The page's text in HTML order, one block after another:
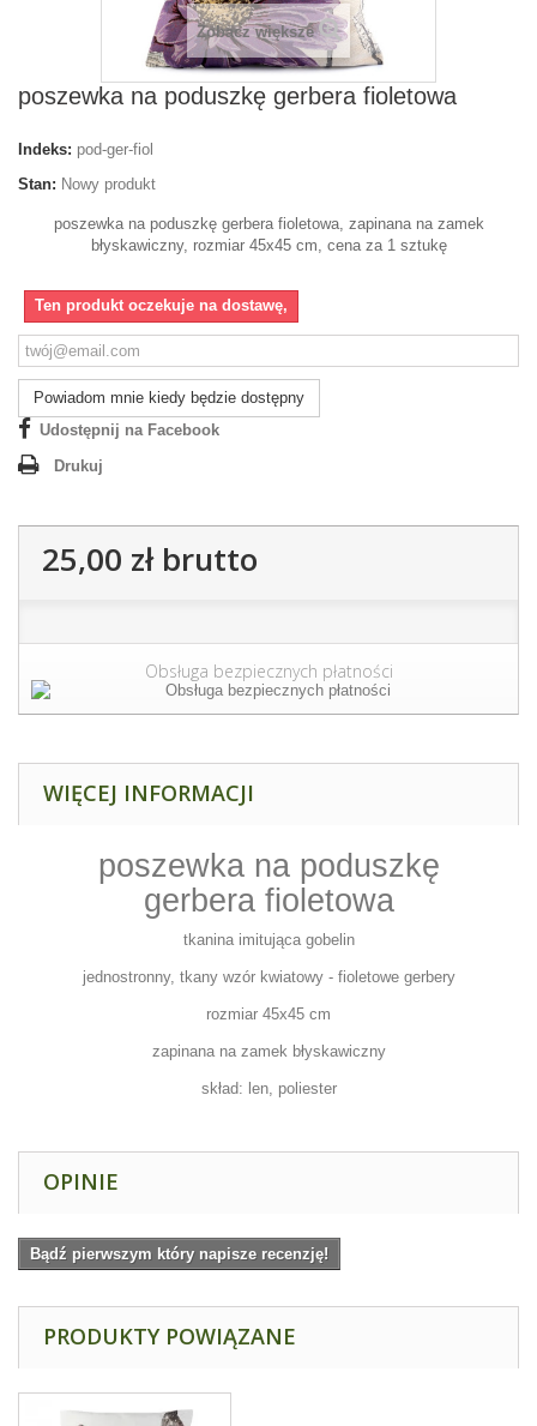
Zobacz większe
poszewka na poduszkę gerbera fioletowa
Indeks: pod-ger-fiol
Stan: Nowy produkt
poszewka na poduszkę gerbera fioletowa, zapinana na zamek
błyskawiczny, rozmiar 45x45 cm, cena za 1 sztukę
Ten produkt oczekuje na dostawę,
Powiadom mnie kiedy będzie dostępny
Udostępnij na Facebook
Drukuj
25,00 złbrutto
Obsługa bezpiecznych płatności
WIĘCEJ INFORMACJI
poszewka na poduszkę
gerbera fioletowa
tkanina imitująca gobelin
jednostronny, tkany wzór kwiatowy - fioletowe gerbery
rozmiar 45x45 cm
zapinana na zamek błyskawiczny
skład: len, poliester
OPINIE
Bądź pierwszym który napisze recenzję!
PRODUKTY POWIĄZANE